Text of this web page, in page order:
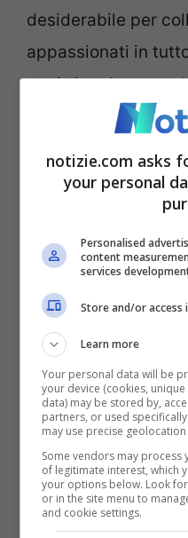
desiderabile per
appassionati in
ogni singolo
enormemente a
dimensione, colore
Una carpa
pagata oltre
mezzo di
In Giappone, cuore
legata al pesce
organizzata una
appassionati da
l’opportunità di
esemplari. È
notizie.com asks
your personal
Personalised
content
services
Store and/or
Learn more
Your personal data will be
your device (cookies,
data) may be stored by,
partners, or used
may use precise
Some vendors may
of legitimate interest, which
your options below. Look
or in the site menu to
and cookie settings.